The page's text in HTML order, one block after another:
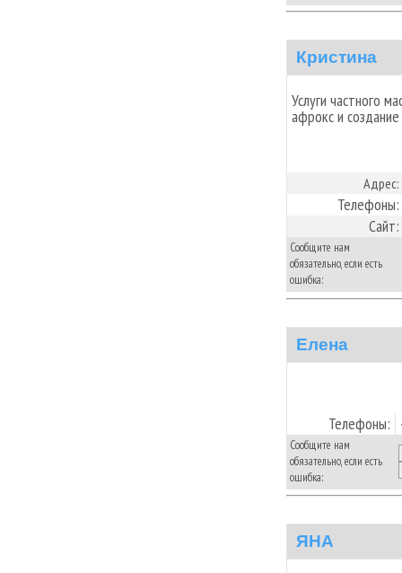
Кристина
Услуги частного
афрокс и
Адрес:
Телефоны:
Сайт:
Сообщите нам
обязательно, если есть
ошибка:
Елена
Телефоны:
Сообщите нам
обязательно, если есть
ошибка:
ЯНА